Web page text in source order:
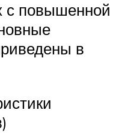
с повышенной
в